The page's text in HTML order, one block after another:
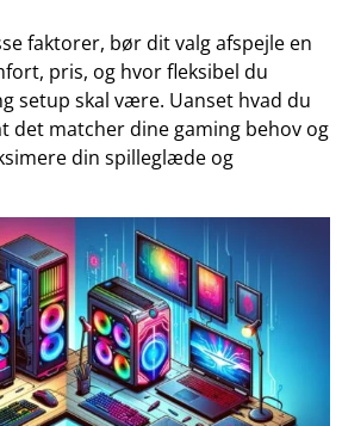
faktorer, bør dit valg afspejle en
pris, og hvor fleksibel du
setup skal være. Uanset hvad du
det matcher dine gaming behov og
din spilleglæde og